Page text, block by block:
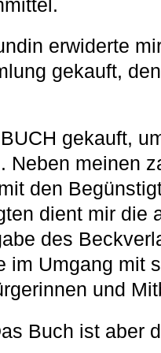
erwiderte
gekauft,
gekauft,
Neben meinen
den
dient mir die
des
im Umgang mit
und
Buch ist aber